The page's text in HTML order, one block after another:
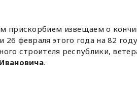
прискорбием извещаем о
26 февраля этого года на 82
строителя республики,
.